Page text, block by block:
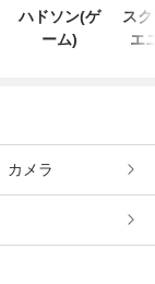
ハドソン(ゲ
ーム)
ス
エ
カメラ